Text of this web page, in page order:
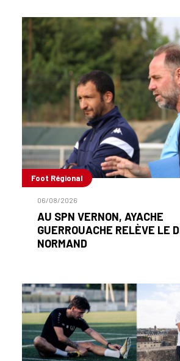
Foot Régional
06/08/2026
AU SPN VERNON, AYACHE
GUERROUACHE RELÈVE LE
NORMAND